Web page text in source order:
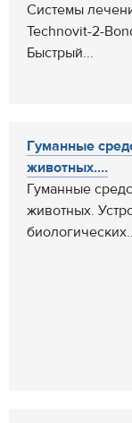
Системы
Technovit-2-
Быстрый...
Гуманные
животных....
Гуманные
животных.